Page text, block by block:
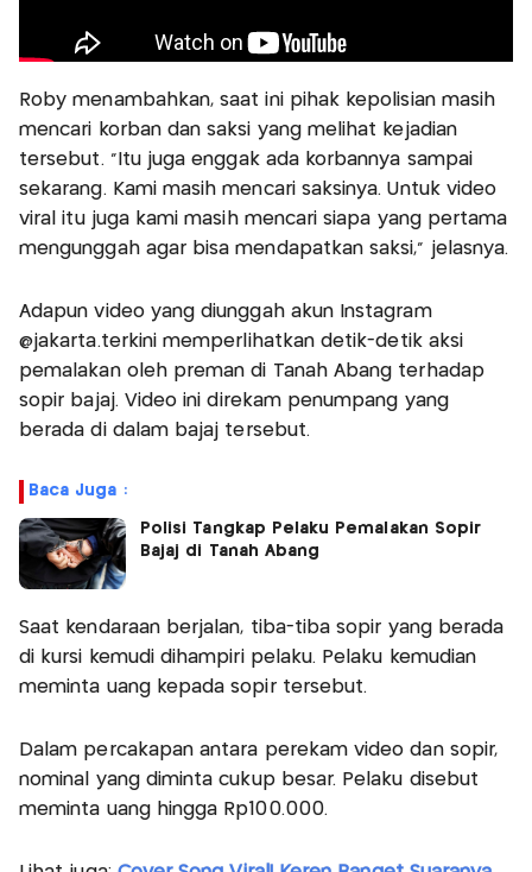
Roby menambahkan, saat ini pihak kepolisian masih
mencari korban dan saksi yang melihat kejadian
tersebut. “Itu juga enggak ada korbannya sampai
sekarang. Kami masih mencari saksinya. Untuk video
viral itu juga kami masih mencari siapa yang pertama
mengunggah agar bisa mendapatkan saksi,” jelasnya.
Adapun video yang diunggah akun Instagram
@jakarta.terkini memperlihatkan detik-detik aksi
pemalakan oleh preman di Tanah Abang terhadap
sopir bajaj. Video ini direkam penumpang yang
berada di dalam bajaj tersebut.
Baca Juga :
Polisi Tangkap Pelaku Pemalakan Sopir
Bajaj di Tanah Abang
Saat kendaraan berjalan, tiba-tiba sopir yang berada
di kursi kemudi dihampiri pelaku. Pelaku kemudian
meminta uang kepada sopir tersebut.
Dalam percakapan antara perekam video dan sopir,
nominal yang diminta cukup besar. Pelaku disebut
meminta uang hingga Rp100.000.